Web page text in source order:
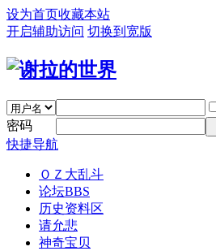
设为首页收藏本站
开启辅助访问 切换到宽版
密码
快捷导航
ＯＺ大乱斗
论坛BBS
历史资料区
请允悲
神奇宝贝